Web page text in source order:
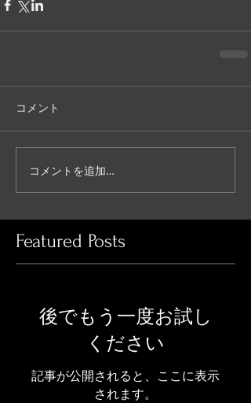
コメント
コメントを追加…
Featured Posts
後でもう一度お試し
ください
記事が公開されると、ここに表示
されます。